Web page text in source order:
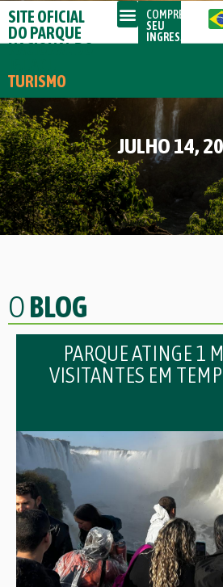
SITE OFICIAL
DO PARQUE
NACIONAL DO
TURISMO
COMPRE
SEU
INGRESSO
JULHO 14,
OBLOG
PARQUE ATINGE 1
VISITANTES EM